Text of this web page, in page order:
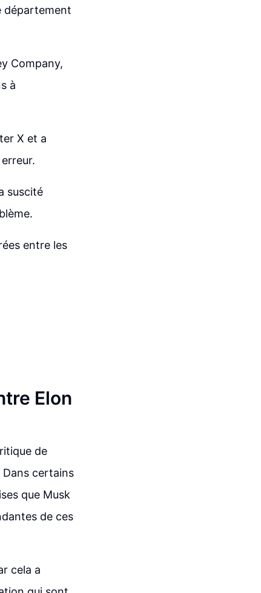
département
Company,
à
X et a
suscité
entre les
Elon
de
certains
que Musk
de ces
cela a